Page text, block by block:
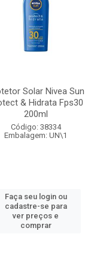
Solar Nivea Sun
& Hidrata Fps30
200ml
Código: 38334
Embalagem: UN\1
Faça seu login ou
cadastre-se para
ver preços e
comprar